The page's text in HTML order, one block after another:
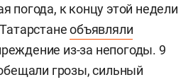
погода, к концу этой недели
объявляли
из-за непогоды. 9
грозы, сильный